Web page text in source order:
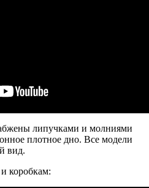
липучками и молниями
плотное дно. Все модели
вид.
коробкам: